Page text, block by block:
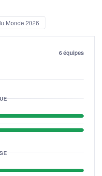
Monde 2026
6 équipes